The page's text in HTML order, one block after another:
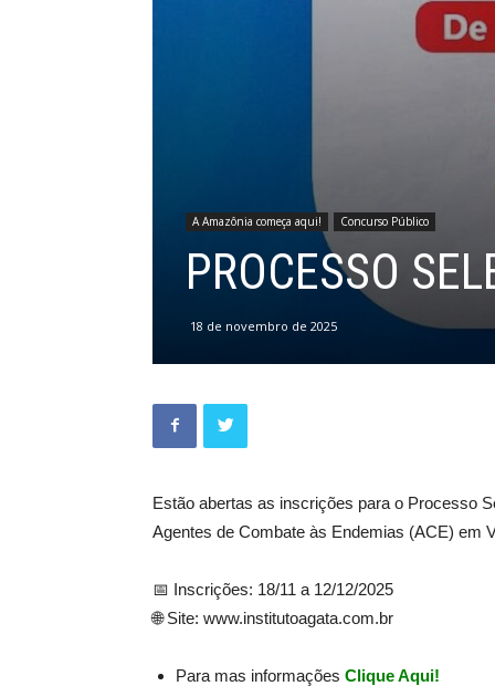
A Amazônia começa aqui! Concurso Público
PROCESSO
18 de novembro de 2025
Estão abertas as inscrições para o Processo
Agentes de Combate às Endemias (ACE) em
📅 Inscrições: 18/11 a 12/12/2025
🌐 Site: www.institutoagata.com.br
Para mas informações Clique Aqui!